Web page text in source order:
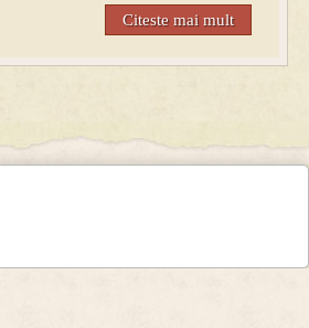
Citeste mai mult